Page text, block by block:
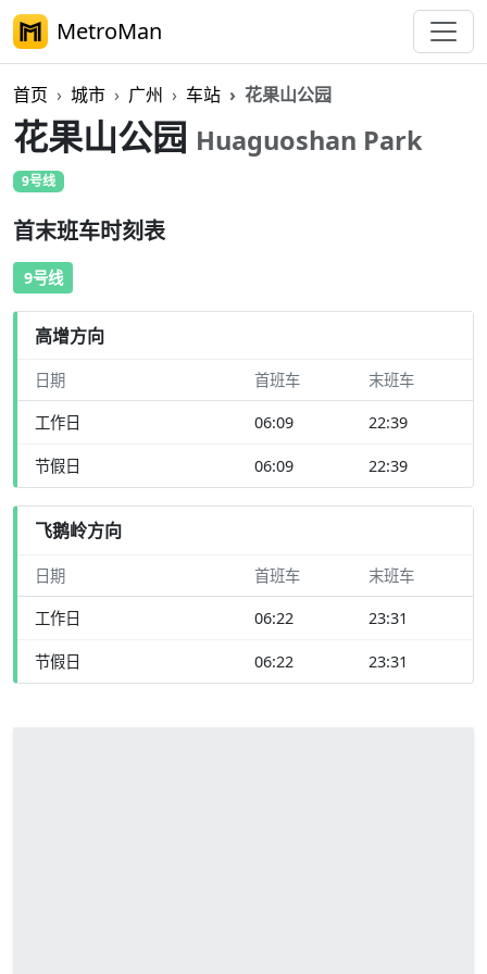
MetroMan
首页 城市 广州 车站 花果山公园
花果山公园 Huaguoshan Park
9号线
首末班车时刻表
9号线
高增方向
日期 首班车 末班车
工作日 06:09 22:39
节假日 06:09 22:39
飞鹅岭方向
日期 首班车 末班车
工作日 06:22 23:31
节假日 06:22 23:31